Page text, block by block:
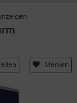
Teilen Merken